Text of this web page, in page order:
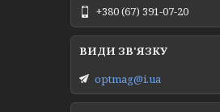
+380 (67) 391-07-20
optmag@i.ua